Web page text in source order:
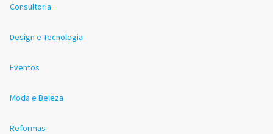
Consultoria
Design e Tecnologia
Eventos
Moda e Beleza
Reformas